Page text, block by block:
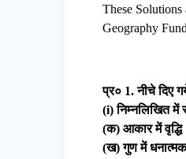
These
Geography
प्र० 1. नीचे दिए
(i) निम्नलिखित में
(क) आकार में वृद्धि
(ख) गुण में धनात्मक